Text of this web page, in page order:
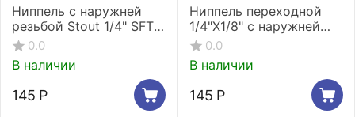
Ниппель с наружней
резьбой Stout 1/4" SFT-
0003-001414
0.0
В наличии
145 Р
Ниппель переходной
1/4"X1/8" c наружней
резьбой Stout SFT-
0003-001418
0.0
В наличии
145 Р